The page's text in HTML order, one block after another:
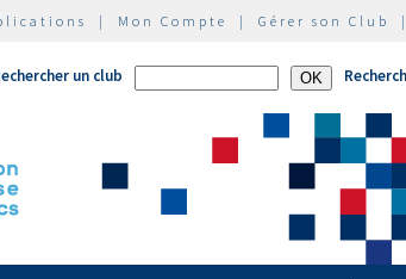
| Mon Compte | Gérer son Club
un club